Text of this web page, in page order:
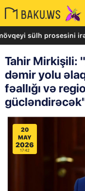
prosesini irəli
Tahir Mirkişili:
dəmir yolu
fəallığı və
20
MAY
2026
17:42